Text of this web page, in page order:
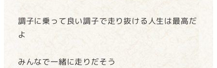
調子に乗って良い調子で走り抜ける人生は最高だ
よ
みんなで一緒に走りだそう